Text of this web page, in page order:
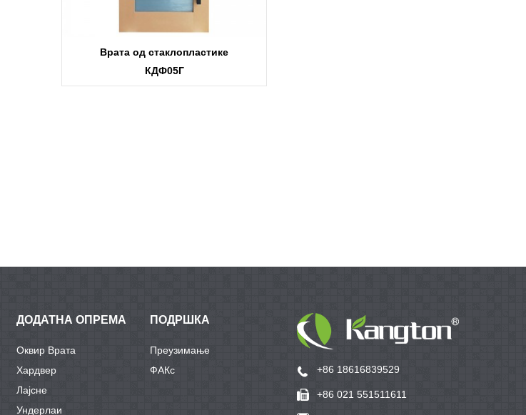
Врата од стаклопластике
КДФ05Г
ДОДАТНА ОПРЕМА
Оквир Врата
Хардвер
Лајсне
Ундерлаи
ПОДРШКА
Преузимање
ФАКс
+86 18616839529
+86 021 551511611